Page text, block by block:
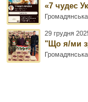
«7 чудес
Громадянська
29 грудня
"Що я/ми
Громадянська